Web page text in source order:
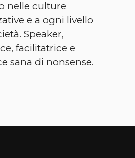
nelle culture
e a ogni livello
Speaker,
facilitatrice e
sana di nonsense.